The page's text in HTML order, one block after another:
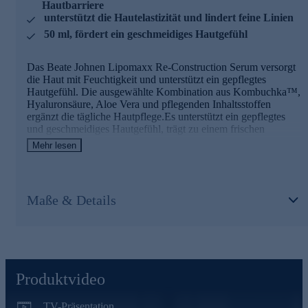
Hyaluronsäure
- Spendet Feuchtigkeit
Aloe Vera
- Pflegt die Haut
- Spendet Feuchtigkeit
- Verleiht ein angenehm erfrischtes Hautgefühl
Wertvolle Öle
- Verbessern die Hautglätte
Beate Johnen LipoMaXX ergänzt die tägliche Hautpflege
Hautbild. Er trägt zu einer glatter wirkenden Hautoberfläche
Hautbarriere
unterstützt die Hautelastizität und lindert feine Linien
50 ml, fördert ein geschmeidiges Hautgefühl
Das Beate Johnen Lipomaxx Re-Construction Serum versorgt
die Haut mit Feuchtigkeit und unterstützt ein gepflegtes
Hautgefühl. Die ausgewählte Kombination aus Kombuchka™,
Hyaluronsäure, Aloe Vera und pflegenden Inhaltsstoffen
ergänzt die tägliche Hautpflege.Es unterstützt ein gepflegtes
und geschmeidiges Hautgefühl, trägt zu einem frischen
Hautbild bei.
- Unterstützt ein gepflegtes Erscheinungsbild der Haut
- Trägt zu einer frischen Ausstrahlung bei
Mehr lesen
Maße & Details
Produktvideo